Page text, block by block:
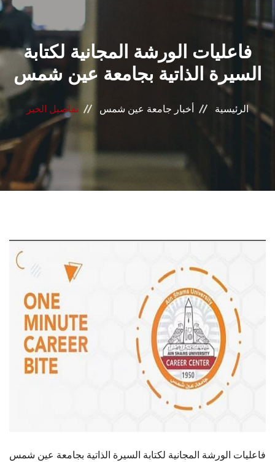
القطاعـات
الشئون الأكاديمية
البحث العلمي
الرعاية الصحية
المراكز والوحدات
الأنظمة الذكية
تواصل معنا
هيئة التدريس
الدراسات العليا
الزائـرون
فاعليات الورشة المجانية لكتابة
السيرة الذاتية بجامعة عين شمس
الرئيسية أخبار جامعة عين شمس تفاصيل الخبر
فاعليات الورشة المجانية لكتابة السيرة الذاتية بجامعة عين شمس